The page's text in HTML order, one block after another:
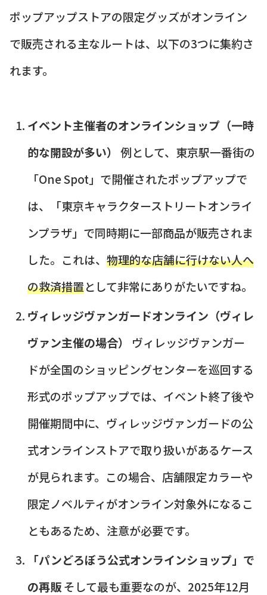
ポップアップストアの限定グッズがオンライン
で販売される主なルートは、以下の3つに集約さ
れます。
イベント主催者のオンラインショップ（一時
的な開設が多い） 例として、東京駅一番街の
「One Spot」で開催されたポップアップで
は、「東京キャラクターストリートオンライ
ンプラザ」で同時期に一部商品が販売されま
した。これは、 物理的な店舗に行けない人へ
の救済措置として非常にありがたいですね。
ヴィレッジヴァンガードオンライン（ヴィレ
ヴァン主催の場合）
ヴィレッジヴァンガー
ドが全国のショッピングセンターを巡回する
形式のポップアップでは、イベント終了後や
開催期間中に、ヴィレッジヴァンガードの公
式オンラインストアで取り扱いがあるケース
が見られます。この場合、店舗限定カラーや
限定ノベルティがオンライン対象外になるこ
ともあるため、注意が必要です。
「パンどろぼう公式オンラインショップ」で
の再販そして最も重要なのが、2025年12月